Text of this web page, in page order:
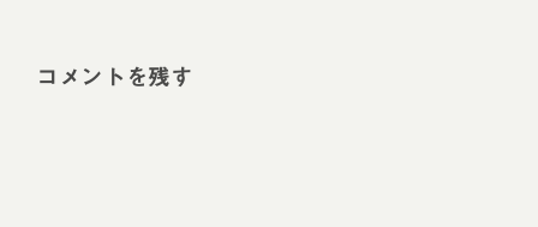
コメントを残す